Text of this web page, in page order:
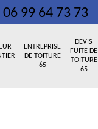
06 99 64 73 73
ENTREPRISE
DE TOITURE
65
DEVIS
FUITE DE
TOITURE
65